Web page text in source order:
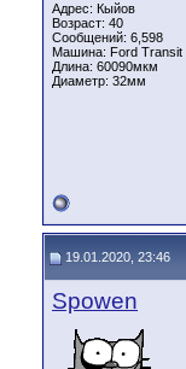
Адрес: Кыйов
Возраст: 40
Сообщений: 6,598
Машина: Ford Transit
Длина: 60090мкм
Диаметр: 32мм
19.01.2020, 23:46
Spowen